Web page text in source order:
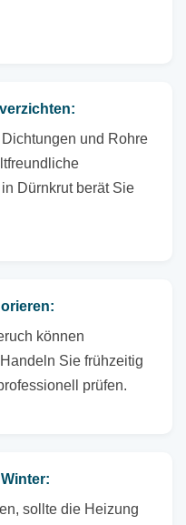
und Rohre
Dürnkrut berät Sie
können
Sie frühzeitig
prüfen.
sollte die Heizung